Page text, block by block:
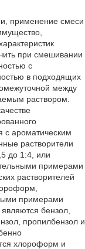
применение смеси
при смешивании
с
в подходящих
между
раствором.
с ароматическим
растворители
до 1:4, или
примерами
растворителей
примерами
бензол,
пропилбензол и
хлороформ и